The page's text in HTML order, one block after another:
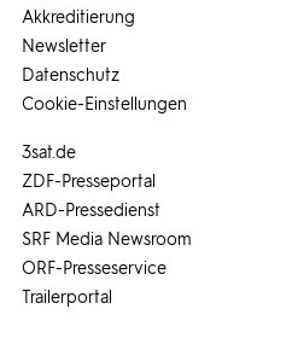
3sat.de
ZDF-Presseportal
ARD-Pressedienst
SRF Media Newsroom
ORF-Presseservice
Trailerportal
Akkreditierung
Newsletter
Datenschutz
Cookie-Einstellungen